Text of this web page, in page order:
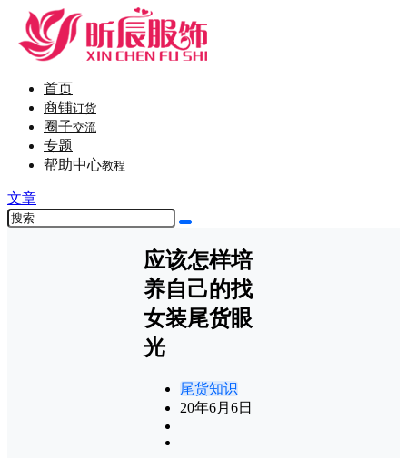
首页
商铺订货
圈子交流
专题
帮助中心教程
文章
应该怎样培
养自己的找
女装尾货眼
光
尾货知识
20年6月6日